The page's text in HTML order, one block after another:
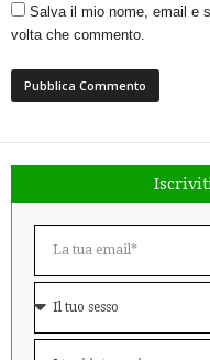
Salva il mio nome, email e
volta che commento.